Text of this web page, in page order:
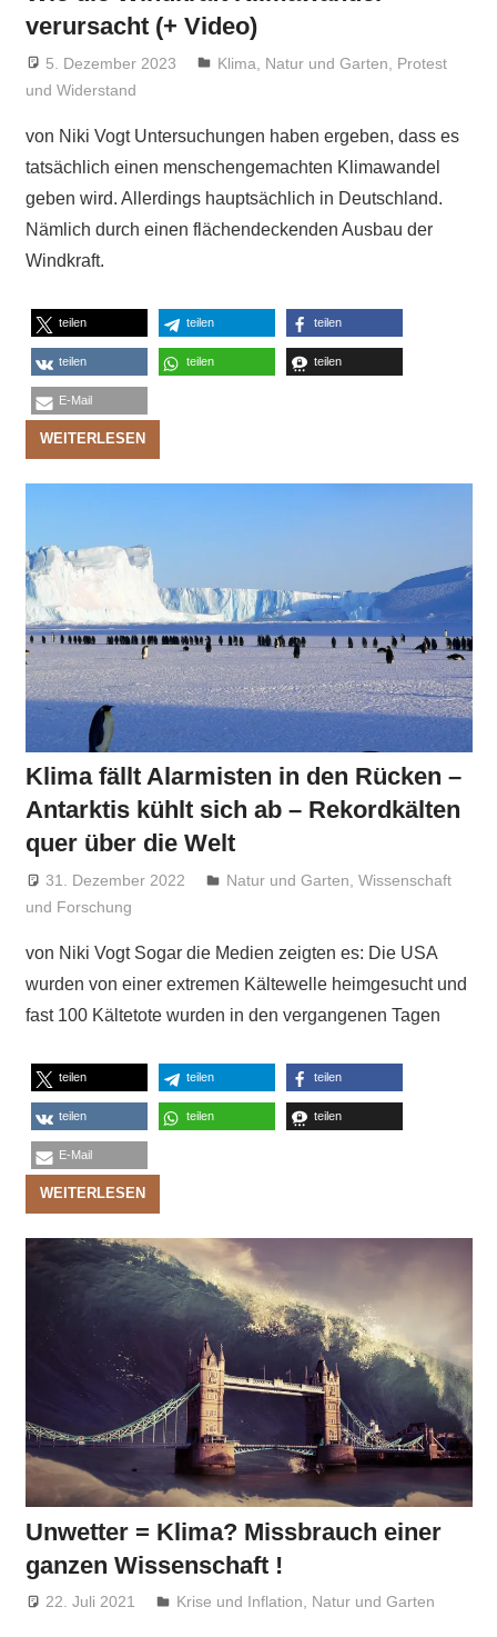
verursacht (+ Video)
5. Dezember 2023 Niki Vogt
Klima Natur und Garten
Protest
und Widerstand
von Niki Vogt Untersuchungen haben ergeben, dass es
tatsächlich einen menschengemachten Klimawandel
geben wird. Allerdings hauptsächlich in Deutschland.
Nämlich durch einen flächendeckenden Ausbau der
Windkraft.
teilen teilen teilen
teilen teilen teilen
E-Mail
WEITERLESEN
Klima fällt Alarmisten in den Rücken –
Antarktis kühlt sich ab – Rekordkälten
quer über die Welt
31. Dezember 2022 Niki Vogt
Natur und Garten ,Wissenschaft
und Forschung
von Niki Vogt Sogar die Medien zeigten es: Die USA
wurden von einer extremen Kältewelle heimgesucht und
fast 100 Kältetote wurden in den vergangenen Tagen
teilen teilen teilen
teilen teilen teilen
E-Mail
WEITERLESEN
Unwetter = Klima? Missbrauch einer
ganzen Wissenschaft !
22. Juli 2021 Niki Vogt
Krise und Inflation, Natur und Garten